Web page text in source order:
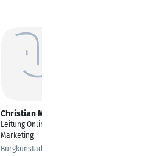
Christian Martin
Leitung Online-
Marketing
Burgkunstadt,